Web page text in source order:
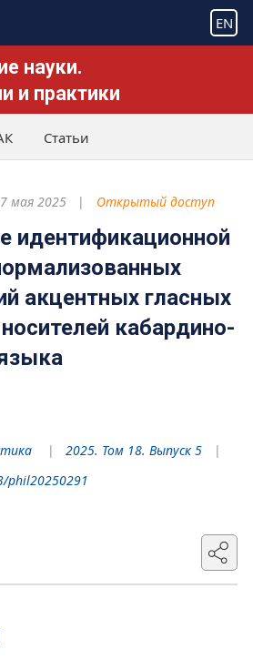
EN
науки.
и практики
Статьи
мая 2025 Открытый доступ
идентификационной
акцентных гласных
кабардино-
2025. Том 18. Выпуск 5
phil20250291